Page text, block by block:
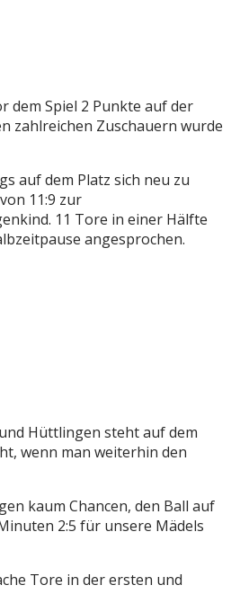
dem Spiel 2 Punkte auf der
zahlreichen Zuschauern wurde
auf dem Platz sich neu zu
11:9 zur
11 Tore in einer Hälfte
angesprochen.
Hüttlingen steht auf dem
wenn man weiterhin den
kaum Chancen, den Ball auf
2:5 für unsere Mädels
Tore in der ersten und